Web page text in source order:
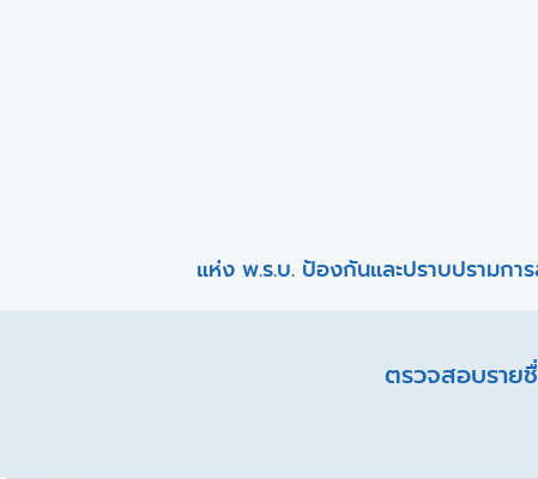
แห่ง พ.ร.บ. ป้องกันและปราบปรามก
ตรวจสอบราย